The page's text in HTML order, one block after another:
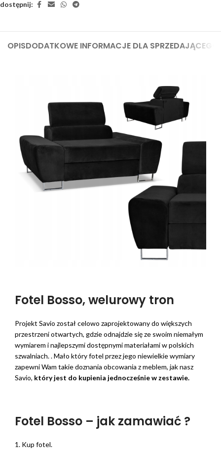
OPISDODATKOWE INFORMACJE DLA SPRZEDAJĄCEGO
Fotel Bosso, welurowy tron
Projekt Savio został celowo zaprojektowany do większych
przestrzeni otwartych, gdzie odnajdzie się ze swoim niemałym
wymiarem i najlepszymi dostępnymi materiałami w polskich
szwalniach. . Mało który fotel przez jego niewielkie wymiary
zapewni Wam takie doznania obcowania z meblem, jak nasz
Savio, który jest do kupienia jednocześnie w zestawie.
Fotel Bosso – jak zamawiać ?
1. Kup fotel.